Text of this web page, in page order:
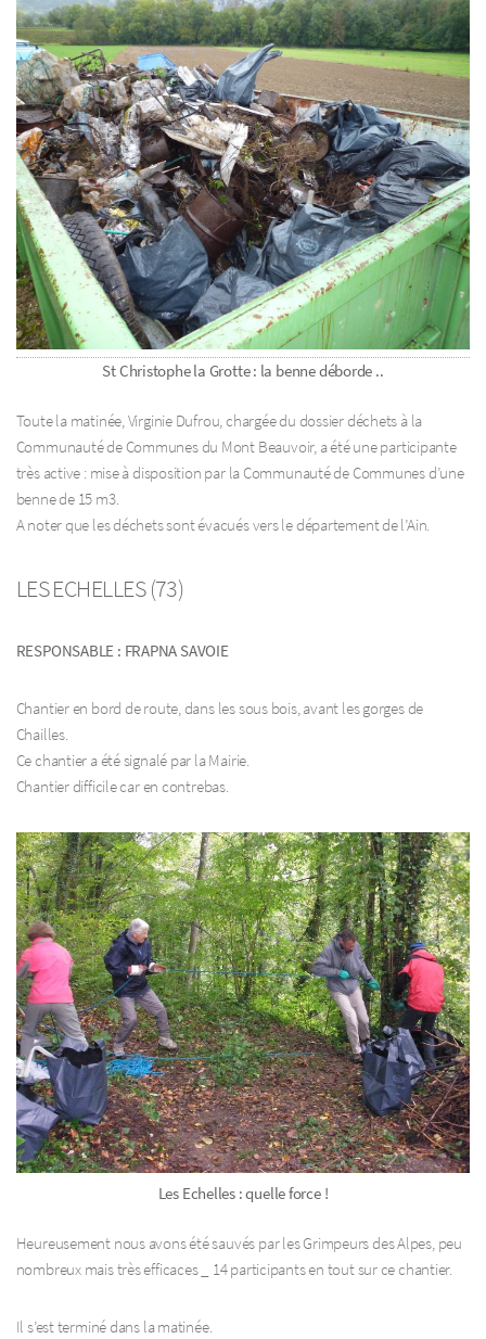
St Christophe la Grotte : la benne déborde ..
Toute la matinée, Virginie Dufrou, chargée du dossier déchets à la
Communauté de Communes du Mont Beauvoir, a été une participante
très active : mise à disposition par la Communauté de Communes d’une
benne de 15 m3.
A noter que les déchets sont évacués vers le département de l’Ain.
LES ECHELLES (73)
RESPONSABLE : FRAPNA SAVOIE
Chantier en bord de route, dans les sous bois, avant les gorges de
Chailles.
Ce chantier a été signalé par la Mairie.
Chantier difficile car en contrebas.
Les Echelles : quelle force !
Heureusement nous avons été sauvés par les Grimpeurs des Alpes, peu
nombreux mais très efficaces _ 14 participants en tout sur ce chantier.
Il s’est terminé dans la matinée.